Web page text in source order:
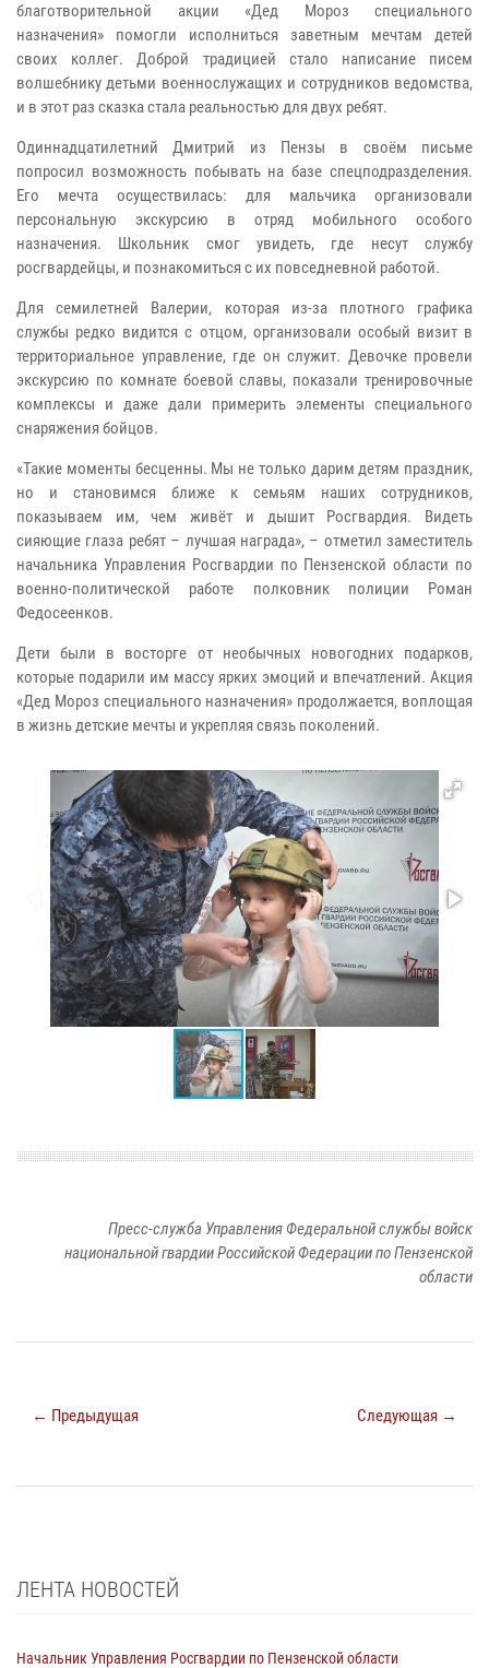
благотворительной акции «Дед Мороз специального
назначения» помогли исполниться заветным мечтам детей
своих коллег. Доброй традицией стало написание писем
волшебнику детьми военнослужащих и сотрудников ведомства,
и в этот раз сказка стала реальностью для двух ребят.
Одиннадцатилетний Дмитрий из Пензы в своём письме
попросил возможность побывать на базе спецподразделения.
Его мечта осуществилась: для мальчика организовали
персональную экскурсию в отряд мобильного особого
назначения. Школьник смог увидеть, где несут службу
росгвардейцы, и познакомиться с их повседневной работой.
Для семилетней Валерии, которая из-за плотного графика
службы редко видится с отцом, организовали особый визит в
территориальное управление, где он служит. Девочке провели
экскурсию по комнате боевой славы, показали тренировочные
комплексы и даже дали примерить элементы специального
снаряжения бойцов.
«Такие моменты бесценны. Мы не только дарим детям праздник,
но и становимся ближе к семьям наших сотрудников,
показываем им, чем живёт и дышит Росгвардия. Видеть
сияющие глаза ребят – лучшая награда», – отметил заместитель
начальника Управления Росгвардии по Пензенской области по
военно-политической работе полковник полиции Роман
Федосеенков.
Дети были в восторге от необычных новогодних подарков,
которые подарили им массу ярких эмоций и впечатлений. Акция
«Дед Мороз специального назначения» продолжается, воплощая
в жизнь детские мечты и укрепляя связь поколений.
Пресс-служба Управления Федеральной службы войск
национальной гвардии Российской Федерации по Пензенской
области
← Предыдущая Следующая →
ЛЕНТА НОВОСТЕЙ
Начальник Управления Росгвардии по Пензенской области